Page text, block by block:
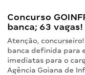
Concurso
banca; 63
Atenção, concurseiro!
banca definida para
imediatas para o
Agência Goiana de